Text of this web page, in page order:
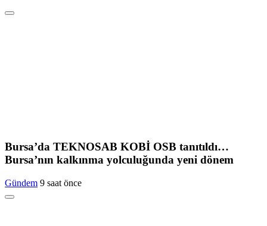
Bursa’da TEKNOSAB KOBİ OSB tanıtıldı…
Bursa’nın kalkınma yolculuğunda yeni dönem
Gündem 9 saat önce